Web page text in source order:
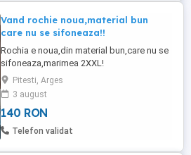
Vand rochie noua,material bun
care nu se sifoneaza!!
Rochia e noua,din material bun,care nu se
sifoneaza,marimea 2XXL!
Pitesti, Arges
3 august
140 RON
Telefon validat